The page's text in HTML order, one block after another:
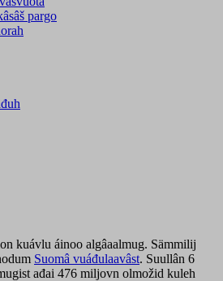
pargo
kuávlu áinoo algâaalmug. Sämmilij
Suomâ vuáđulaavâst. Suullân 6
ađai 476 miljovn olmožid kuleh